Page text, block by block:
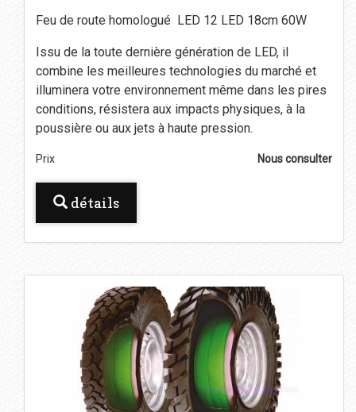
Feu de route homologué LED 12 LED 18cm 60W
Issu de la toute dernière génération de LED, il
combine les meilleures technologies du marché et
illuminera votre environnement même dans les pires
conditions, résistera aux impacts physiques, à la
poussière ou aux jets à haute pression.
Prix Nous consulter
détails